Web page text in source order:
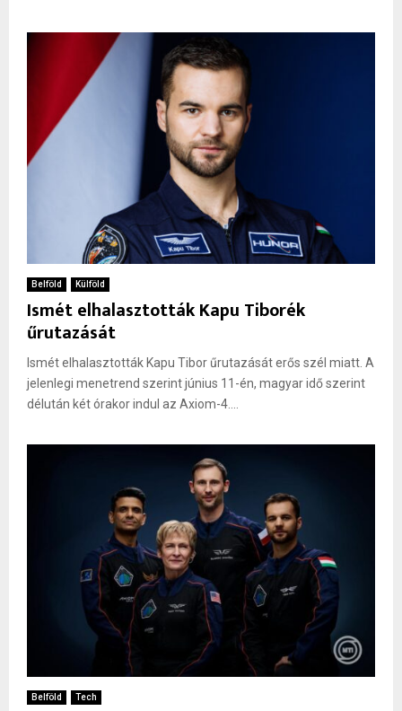
Belföld Külföld
Ismét elhalasztották Kapu Tiborék
űrutazását
Ismét elhalasztották Kapu Tibor űrutazását erős szél miatt. A
jelenlegi menetrend szerint június 11-én, magyar idő szerint
délután két órakor indul az Axiom-4....
Belföld Tech